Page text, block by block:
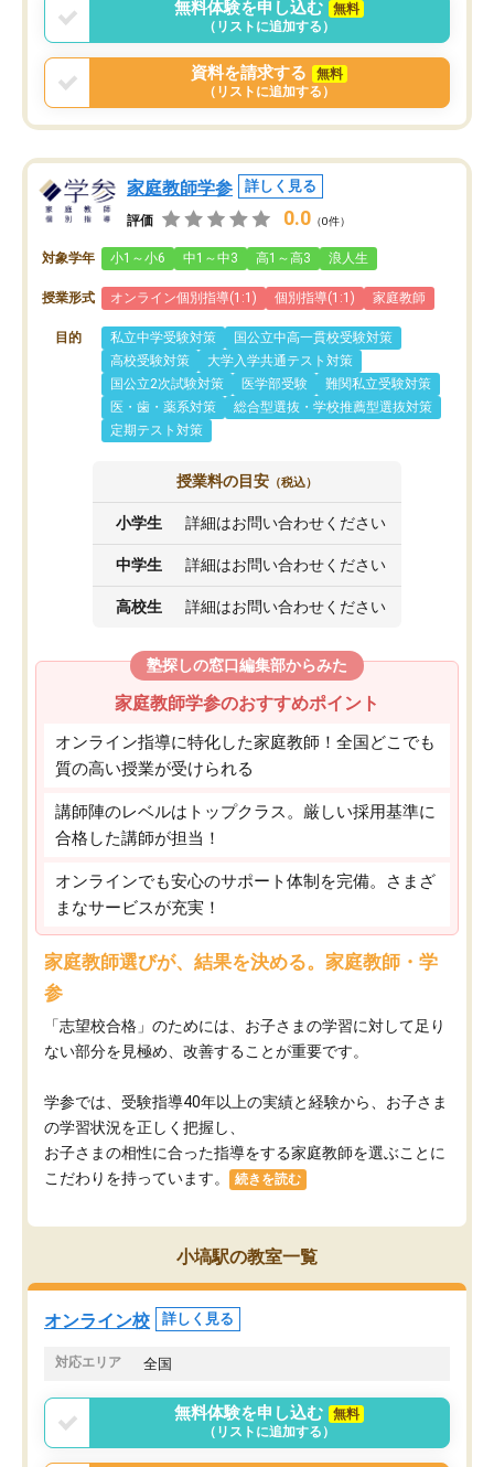
無料体験を申し込む
無料
（リストに追加する）
資料を請求する
無料
（リストに追加する）
家庭教師学参 詳しく見る
評価 0.0 （0件）
対象学年 小1～小6 中1～中3 高1～高3 浪人生
授業形式 オンライン個別指導(1:1) 個別指導(1:1) 家庭教師
目的 私立中学受験対策
国公立中高一貫校受験対策
高校受験対策
大学入学共通テスト対策
国公立2次試験対策
医学部受験
難関私立受験対策
医・歯・薬系対策
総合型選抜・学校推薦型選抜対策
定期テスト対策
授業料の目安 （税込）
小学生 詳細はお問い合わせください
中学生 詳細はお問い合わせください
高校生 詳細はお問い合わせください
塾探しの窓口編集部からみた
家庭教師学参のおすすめポイント
オンライン指導に特化した家庭教師！全国どこでも
質の高い授業が受けられる
講師陣のレベルはトップクラス。厳しい採用基準に
合格した講師が担当！
オンラインでも安心のサポート体制を完備。さまざ
まなサービスが充実！
家庭教師選びが、結果を決める。家庭教師・学
参
「志望校合格」のためには、お子さまの学習に対して足り
ない部分を見極め、改善することが重要です。
学参では、受験指導40年以上の実績と経験から、お子さま
の学習状況を正しく把握し、
お子さまの相性に合った指導をする家庭教師を選ぶことに
こだわりを持っています。
続きを読む
小塙駅の教室一覧
オンライン校 詳しく見る
対応エリア 全国
無料体験を申し込む
無料
（リストに追加する）